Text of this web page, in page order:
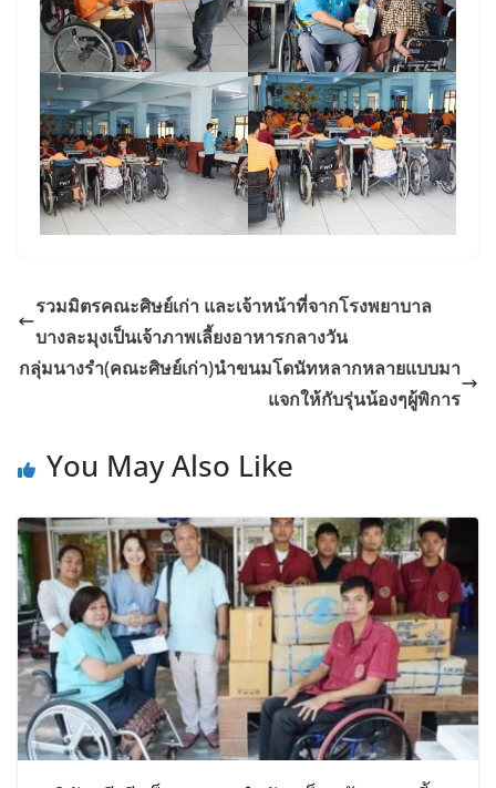
รวมมิตรคณะศิษย์เก่า และเจ้าหน้าที่จากโรงพยาบาล
บางละมุงเป็นเจ้าภาพเลี้ยงอาหารกลางวัน
กลุ่มนางรำ(คณะศิษย์เก่า)นำขนมโดนัทหลากหลายแบบมา
แจกให้กับรุ่นน้องๆผู้พิการ
You May Also Like